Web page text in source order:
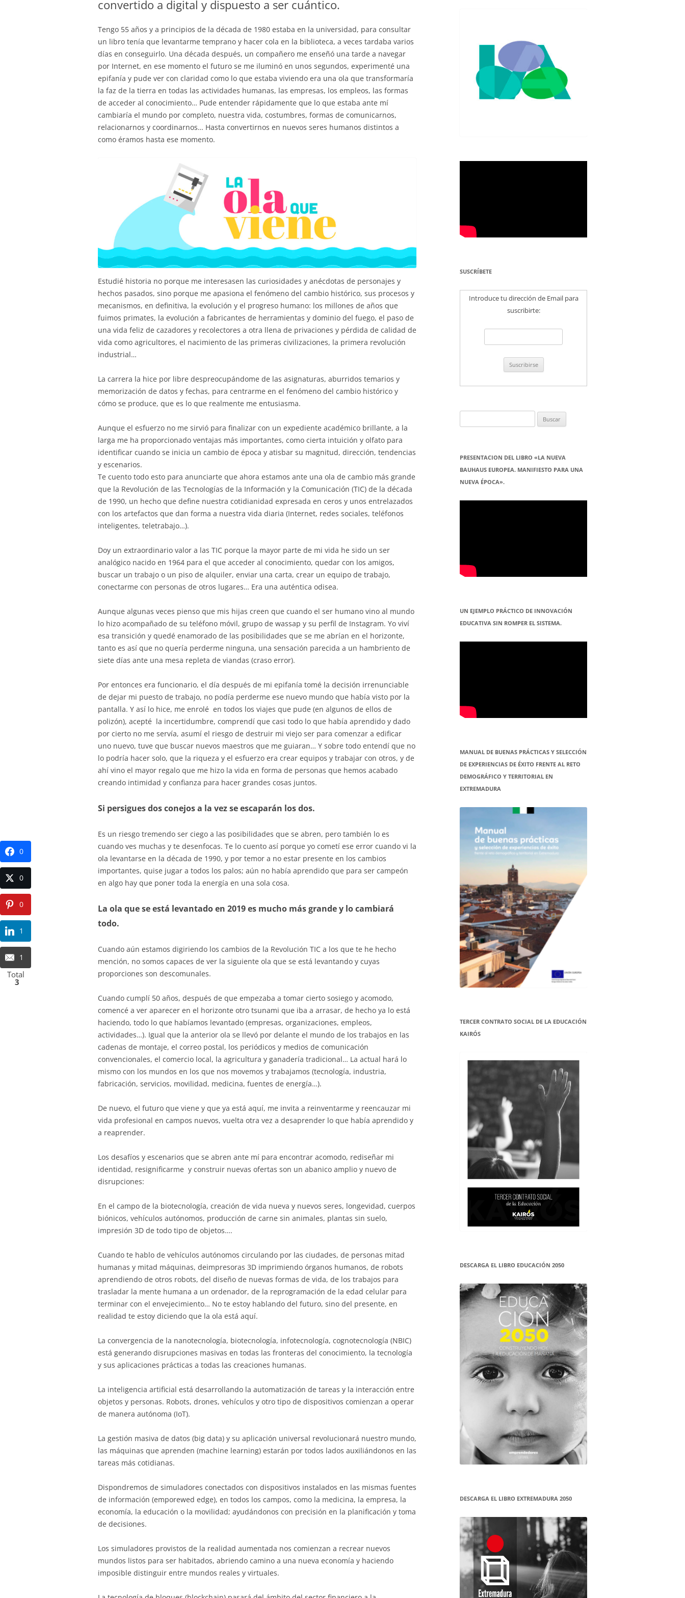
CÓMO CREAR 1.000.000 DE
NUEVOS EMPRENDEDORES EN TU
PAÍS
GESTIÓN DEL CONOCIMIENTO EN
convertido a digital y dispuesto a ser cuántico.
Tengo 55 años y a principios de la década de 1980 estaba en la universidad, para consultar
un libro tenía que levantarme temprano y hacer cola en la biblioteca, a veces tardaba varios
días en conseguirlo. Una década después, un compañero me enseñó una tarde a navegar
por Internet, en ese momento el futuro se me iluminó en unos segundos, experimenté una
epifanía y pude ver con claridad como lo que estaba viviendo era una ola que transformaría
la faz de la tierra en todas las actividades humanas, las empresas, los empleos, las formas
de acceder al conocimiento… Pude entender rápidamente que lo que estaba ante mí
cambiaría el mundo por completo, nuestra vida, costumbres, formas de comunicarnos,
relacionarnos y coordinarnos… Hasta convertirnos en nuevos seres humanos distintos a
como éramos hasta ese momento.
Estudié historia no porque me interesasen las curiosidades y anécdotas de personajes y
hechos pasados, sino porque me apasiona el fenómeno del cambio histórico, sus procesos y
mecanismos, en definitiva, la evolución y el progreso humano: los millones de años que
fuimos primates, la evolución a fabricantes de herramientas y dominio del fuego, el paso de
una vida feliz de cazadores y recolectores a otra llena de privaciones y pérdida de calidad de
vida como agricultores, el nacimiento de las primeras civilizaciones, la primera revolución
industrial…
La carrera la hice por libre despreocupándome de las asignaturas, aburridos temarios y
memorización de datos y fechas, para centrarme en el fenómeno del cambio histórico y
cómo se produce, que es lo que realmente me entusiasma.
Aunque el esfuerzo no me sirvió para finalizar con un expediente académico brillante, a la
larga me ha proporcionado ventajas más importantes, como cierta intuición y olfato para
identificar cuando se inicia un cambio de época y atisbar su magnitud, dirección, tendencias
y escenarios.
Te cuento todo esto para anunciarte que ahora estamos ante una ola de cambio más grande
que la Revolución de las Tecnologías de la Información y la Comunicación (TIC) de la década
de 1990, un hecho que define nuestra cotidianidad expresada en ceros y unos entrelazados
con los artefactos que dan forma a nuestra vida diaria (Internet, redes sociales, teléfonos
inteligentes, teletrabajo…).
Doy un extraordinario valor a las TIC porque la mayor parte de mi vida he sido un ser
analógico nacido en 1964 para el que acceder al conocimiento, quedar con los amigos,
buscar un trabajo o un piso de alquiler, enviar una carta, crear un equipo de trabajo,
conectarme con personas de otros lugares… Era una auténtica odisea.
Aunque algunas veces pienso que mis hijas creen que cuando el ser humano vino al mundo
lo hizo acompañado de su teléfono móvil, grupo de wassap y su perfil de Instagram. Yo viví
esa transición y quedé enamorado de las posibilidades que se me abrían en el horizonte,
tanto es así que no quería perderme ninguna, una sensación parecida a un hambriento de
siete días ante una mesa repleta de viandas (craso error).
Por entonces era funcionario, el día después de mi epifanía tomé la decisión irrenunciable
de dejar mi puesto de trabajo, no podía perderme ese nuevo mundo que había visto por la
pantalla. Y así lo hice, me enrolé en todos los viajes que pude (en algunos de ellos de
polizón), acepté la incertidumbre, comprendí que casi todo lo que había aprendido y dado
por cierto no me servía, asumí el riesgo de destruir mi viejo ser para comenzar a edificar
uno nuevo, tuve que buscar nuevos maestros que me guiaran… Y sobre todo entendí que no
lo podría hacer solo, que la riqueza y el esfuerzo era crear equipos y trabajar con otros, y de
ahí vino el mayor regalo que me hizo la vida en forma de personas que hemos acabado
creando intimidad y confianza para hacer grandes cosas juntos.
Si persigues dos conejos a la vez se escaparán los dos.
Es un riesgo tremendo ser ciego a las posibilidades que se abren, pero también lo es
cuando ves muchas y te desenfocas. Te lo cuento así porque yo cometí ese error cuando vi la
ola levantarse en la década de 1990, y por temor a no estar presente en los cambios
importantes, quise jugar a todos los palos; aún no había aprendido que para ser campeón
en algo hay que poner toda la energía en una sola cosa.
La ola que se está levantado en 2019 es mucho más grande y lo cambiará
todo.
Cuando aún estamos digiriendo los cambios de la Revolución TIC a los que te he hecho
mención, no somos capaces de ver la siguiente ola que se está levantando y cuyas
proporciones son descomunales.
Cuando cumplí 50 años, después de que empezaba a tomar cierto sosiego y acomodo,
comencé a ver aparecer en el horizonte otro tsunami que iba a arrasar, de hecho ya lo está
haciendo, todo lo que habíamos levantado (empresas, organizaciones, empleos,
actividades…). Igual que la anterior ola se llevó por delante el mundo de los trabajos en las
cadenas de montaje, el correo postal, los periódicos y medios de comunicación
convencionales, el comercio local, la agricultura y ganadería tradicional… La actual hará lo
mismo con los mundos en los que nos movemos y trabajamos (tecnología, industria,
fabricación, servicios, movilidad, medicina, fuentes de energía…).
De nuevo, el futuro que viene y que ya está aquí, me invita a reinventarme y reencauzar mi
vida profesional en campos nuevos, vuelta otra vez a desaprender lo que había aprendido y
a reaprender.
Los desafíos y escenarios que se abren ante mí para encontrar acomodo, rediseñar mi
identidad, resignificarme y construir nuevas ofertas son un abanico amplio y nuevo de
disrupciones:
En el campo de la biotecnología, creación de vida nueva y nuevos seres, longevidad, cuerpos
biónicos, vehículos autónomos, producción de carne sin animales, plantas sin suelo,
impresión 3D de todo tipo de objetos….
Cuando te hablo de vehículos autónomos circulando por las ciudades, de personas mitad
humanas y mitad máquinas, deimpresoras 3D imprimiendo órganos humanos, de robots
aprendiendo de otros robots, del diseño de nuevas formas de vida, de los trabajos para
trasladar la mente humana a un ordenador, de la reprogramación de la edad celular para
terminar con el envejecimiento… No te estoy hablando del futuro, sino del presente, en
realidad te estoy diciendo que la ola está aquí.
La convergencia de la nanotecnología, biotecnología, infotecnología, cognotecnología (NBIC)
está generando disrupciones masivas en todas las fronteras del conocimiento, la tecnología
y sus aplicaciones prácticas a todas las creaciones humanas.
La inteligencia artificial está desarrollando la automatización de tareas y la interacción entre
objetos y personas. Robots, drones, vehículos y otro tipo de dispositivos comienzan a operar
de manera autónoma (IoT).
La gestión masiva de datos (big data) y su aplicación universal revolucionará nuestro mundo,
las máquinas que aprenden (machine learning) estarán por todos lados auxiliándonos en las
tareas más cotidianas.
Dispondremos de simuladores conectados con dispositivos instalados en las mismas fuentes
de información (emporewed edge), en todos los campos, como la medicina, la empresa, la
economía, la educación o la movilidad; ayudándonos con precisión en la planificación y toma
de decisiones.
Los simuladores provistos de la realidad aumentada nos comienzan a recrear nuevos
mundos listos para ser habitados, abriendo camino a una nueva economía y haciendo
imposible distinguir entre mundos reales y virtuales.
SUSCRÍBETE
Introduce tu dirección de Email para
suscribirte:
PRESENTACION DEL LIBRO «LA NUEVA
BAUHAUS EUROPEA. MANIFIESTO PARA UNA
NUEVA ÉPOCA».
UN EJEMPLO PRÁCTICO DE INNOVACIÓN
EDUCATIVA SIN ROMPER EL SISTEMA.
MANUAL DE BUENAS PRÁCTICAS Y SELECCIÓN
DE EXPERIENCIAS DE ÉXITO FRENTE AL RETO
DEMOGRÁFICO Y TERRITORIAL EN
EXTREMADURA
TERCER CONTRATO SOCIAL DE LA EDUCACIÓN
KAIRÓS
DESCARGA EL LIBRO EDUCACIÓN 2050
DESCARGA EL LIBRO EXTREMADURA 2050
0
0
0
1
1
Total
3